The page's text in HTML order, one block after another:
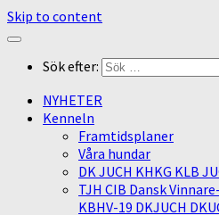
Skip to content
Sök efter:
NYHETER
Kenneln
Framtidsplaner
Våra hundar
DK JUCH KHKG KLB
TJH CIB Dansk
KBHV-19 DKJUCH